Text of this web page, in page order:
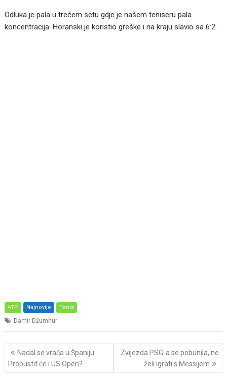
Odluka je pala u trećem setu gdje je našem teniseru pala
koncentracija. Horanski je koristio greške i na kraju slavio sa 6:2.
ATP Najnovije Tenis
Damir Džumhur
Post
navigation
Nadal se vraća u Španiju:
Propustit će i US Open?
Zvijezda PSG-a se pobunila, ne
želi igrati s Messijem